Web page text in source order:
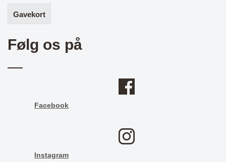
Gavekort
Følg os på
Facebook
Instagram